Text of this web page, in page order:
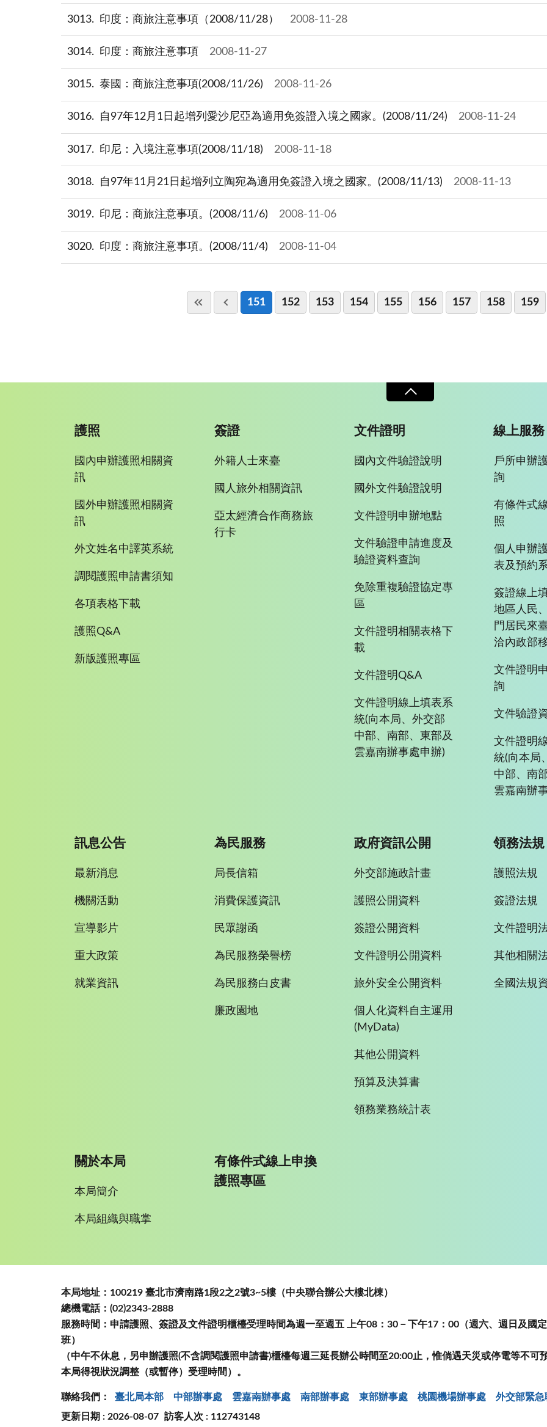
3013 印度：商旅注意事項（2008/11/28） 2008-11-28
3014 印度：商旅注意事項 2008-11-27
3015 泰國：商旅注意事項(2008/11/26) 2008-11-26
3016 自97年12月1日起增列愛沙尼亞為適用免簽證入境之國家。(2008/11/24) 2008-11-24
3017 印尼：入境注意事項(2008/11/18) 2008-11-18
3018 自97年11月21日起增列立陶宛為適用免簽證入境之國家。(2008/11/13) 2008-11-13
3019 印尼：商旅注意事項。(2008/11/6) 2008-11-06
3020 印度：商旅注意事項。(2008/11/4) 2008-11-04
151 152 153 154 155 156 157 158 159
護照
國內申辦護照相關資
訊
國外申辦護照相關資
訊
外文姓名中譯英系統
調閱護照申請書須知
各項表格下載
護照Q&A
新版護照專區
簽證
外籍人士來臺
國人旅外相關資訊
亞太經濟合作商務旅
行卡
文件證明
國內文件驗證說明
國外文件驗證說明
文件證明申辦地點
文件驗證申請進度及
驗證資料查詢
免除重複驗證協定專
區
文件證明相關表格下
載
文件證明Q&A
文件證明線上填表系
統(向本局、外交部
中部、南部、東部及
雲嘉南辦事處申辦)
線上服務
戶所申辦
詢
有條件式
照
個人申辦
表及預約
簽證線上
地區人民
門居民來
洽內政部
文件證明
詢
文件驗證
文件證明
統(向本局
中部、南
雲嘉南辦
訊息公告
最新消息
機關活動
宣導影片
重大政策
就業資訊
為民服務
局長信箱
消費保護資訊
民眾謝函
為民服務榮譽榜
為民服務白皮書
廉政園地
政府資訊公開
外交部施政計畫
護照公開資料
簽證公開資料
文件證明公開資料
旅外安全公開資料
個人化資料自主運用
(MyData)
其他公開資料
預算及決算書
領務業務統計表
領務法規
護照法規
簽證法規
文件證明
其他相關
全國法規
關於本局
本局簡介
本局組織與職掌
有條件式線上申換
護照專區
本局地址：100219 臺北市濟南路1段2之2號3~5樓（中央聯合辦公大樓北棟）
總機電話：(02)2343-2888
服務時間：申請護照、簽證及文件證明櫃檯受理時間為週一至週五 上午08：30－下午17：00（週六、週日及國
班）
（中午不休息，另申辦護照(不含調閱護照申請書)櫃檯每週三延長辦公時間至20:00止，惟倘遇天災或停電等不可
本局得視狀況調整（或暫停）受理時間）。
聯絡我們： 臺北局本部 中部辦事處 雲嘉南辦事處 南部辦事處 東部辦事處 桃園機場辦事處
外交部緊急
更新日期 : 2026-08-07 訪客人次 : 112743148